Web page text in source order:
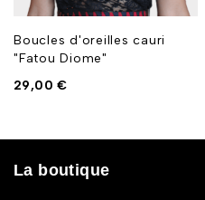
Boucles d'oreilles cauri
"Fatou Diome"
29,00€
La boutique